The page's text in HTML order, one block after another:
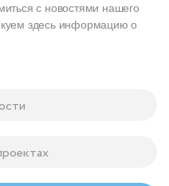
с новостями нашего
здесь информацию о